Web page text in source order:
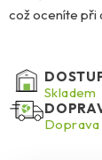
což oceníte při
nanášení
interiérů,
vhodný jak pro
hledají
Skladem
Doprava